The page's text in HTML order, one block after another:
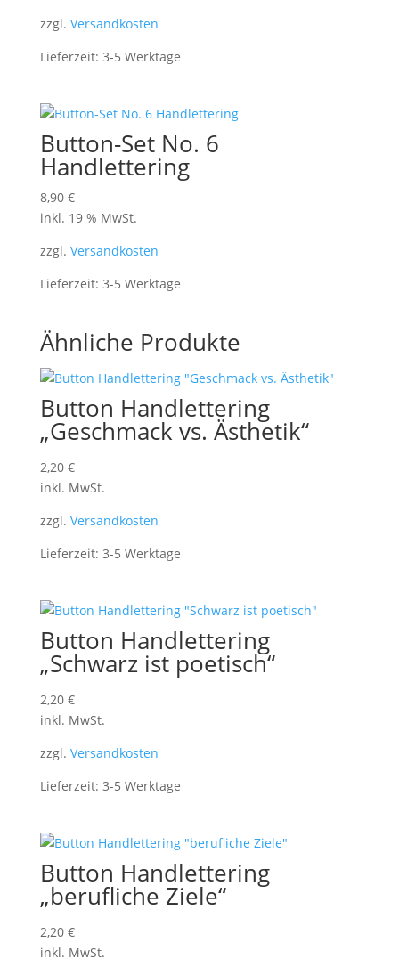
zzgl. Versandkosten
Lieferzeit: 3-5 Werktage
Button-Set No. 6
Handlettering
8,90 €
inkl. 19 % MwSt.
zzgl. Versandkosten
Lieferzeit: 3-5 Werktage
Ähnliche Produkte
Button Handlettering
„Geschmack vs. Ästhetik“
2,20 €
inkl. MwSt.
zzgl. Versandkosten
Lieferzeit: 3-5 Werktage
Button Handlettering
„Schwarz ist poetisch“
2,20 €
inkl. MwSt.
zzgl. Versandkosten
Lieferzeit: 3-5 Werktage
Button Handlettering
„berufliche Ziele“
2,20 €
inkl. MwSt.